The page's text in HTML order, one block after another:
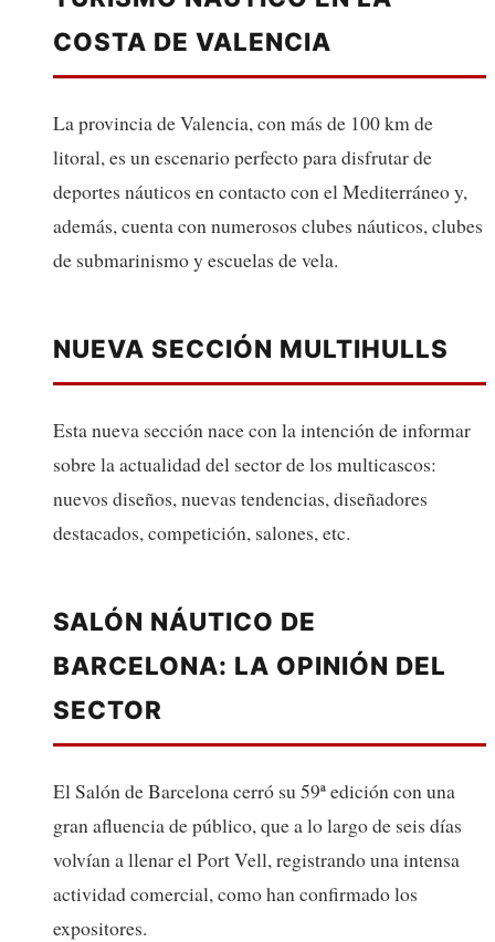
COSTA DE VALENCIA
La provincia de Valencia, con más de 100 km de
litoral, es un escenario perfecto para disfrutar de
deportes náuticos en contacto con el Mediterráneo y,
además, cuenta con numerosos clubes náuticos, clubes
de submarinismo y escuelas de vela.
NUEVA SECCIÓN MULTIHULLS
Esta nueva sección nace con la intención de informar
sobre la actualidad del sector de los multicascos:
nuevos diseños, nuevas tendencias, diseñadores
destacados, competición, salones, etc.
SALÓN NÁUTICO DE
BARCELONA: LA OPINIÓN DEL
SECTOR
El Salón de Barcelona cerró su 59ª edición con una
gran afluencia de público, que a lo largo de seis días
volvían a llenar el Port Vell, registrando una intensa
actividad comercial, como han confirmado los
expositores.